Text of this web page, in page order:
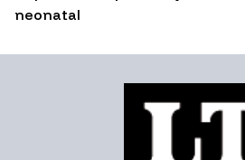
neonatal